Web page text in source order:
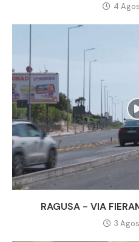
4
RAGUSA - VIA
3